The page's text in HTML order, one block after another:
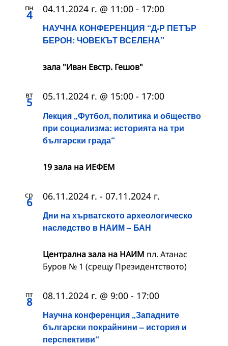
пн
4
НАУЧНА КОНФЕРЕНЦИЯ “Д-Р ПЕТЪР
БЕРОН: ЧОВЕКЪТ ВСЕЛЕНА”
04.11.2024 г. @ 11:00 - 17:00
зала "Иван Евстр. Гешов"
вт
5
Лекция „Футбол, политика и общество
при социализма: историята на три
български града“
05.11.2024 г. @ 15:00 - 17:00
19 зала на ИЕФЕМ
ср
6
Дни на хърватското археологическо
наследство в НАИМ – БАН
06.11.2024 г. - 07.11.2024 г.
Централна зала на НАИМ пл. Атанас
Буров № 1 (срещу Президентството)
пт
8
Научна конференция „Западните
български покрайнини – история и
перспективи“
08.11.2024 г. @ 9:00 - 17:00